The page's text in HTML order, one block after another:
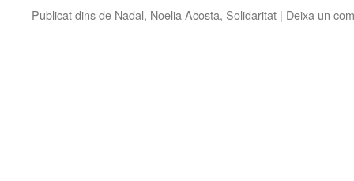
Publicat dins de Nadal, Noelia Acosta, Solidaritat | Deixa un